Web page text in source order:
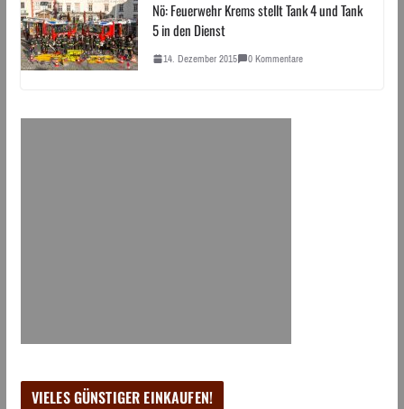
Nö: Feuerwehr Krems stellt Tank 4 und Tank
5 in den Dienst
14. Dezember 2015 0 Kommentare
VIELES GÜNSTIGER EINKAUFEN!